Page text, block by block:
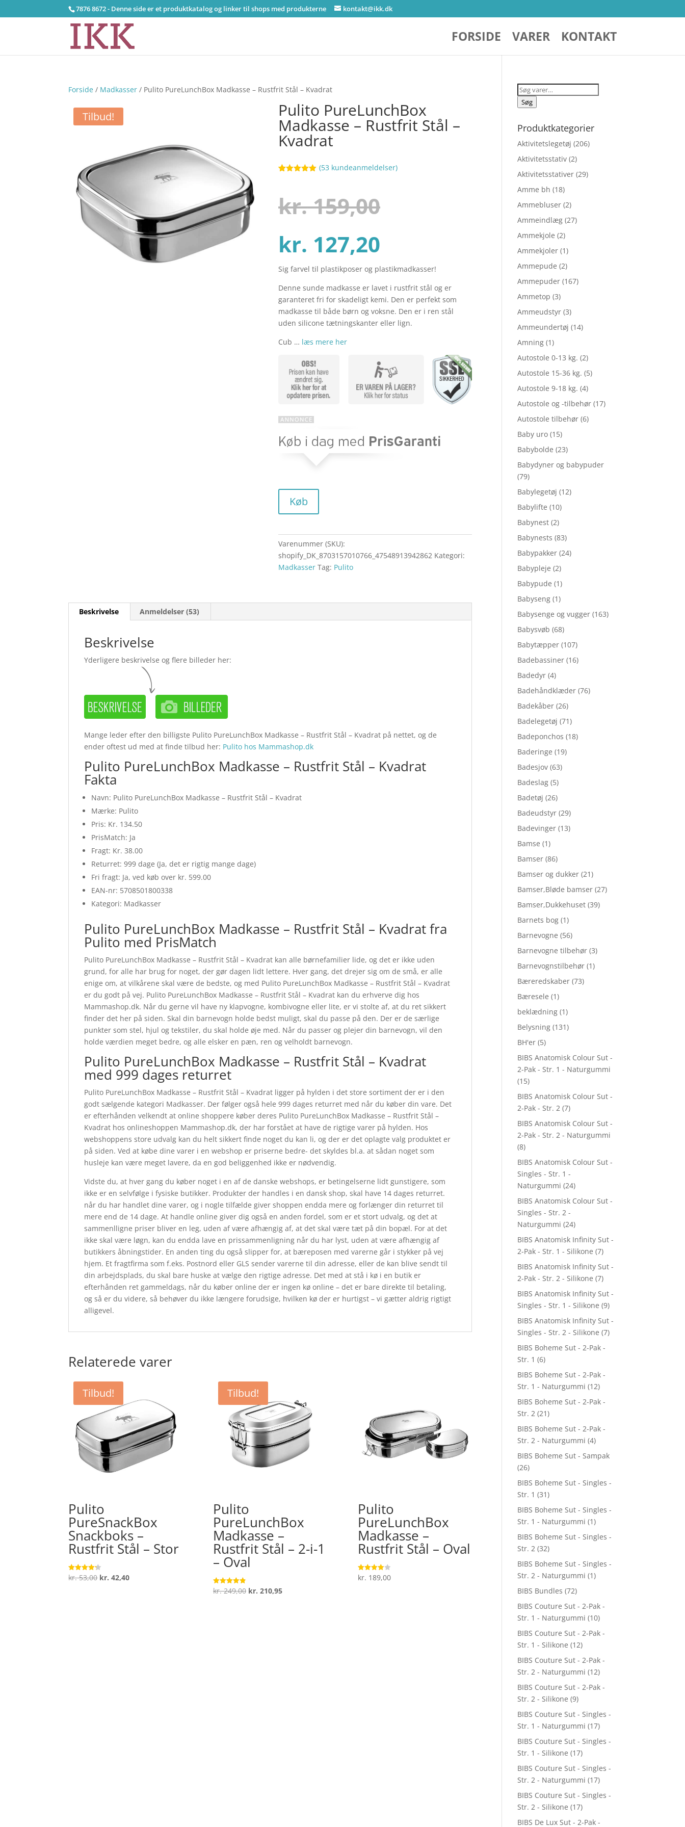
7876 8672 - Denne side er et produktkatalog og linker til shops med produkterne kontakt@ikk.dk
FORSIDE VARER KONTAKT
Forside / Madkasser / Pulito PureLunchBox Madkasse – Rustfrit Stål – Kvadrat
Tilbud! Pulito PureLunchBox
Madkasse – Rustfrit Stål –
Kvadrat
baseret på
kundebedøm
melser
(53 kundeanmeldelser)
kr.159,00
pris
var:
kr. 159,00.
kr. 127,20
aktuelle
pris
er:
kr. 127,20.
Sig farvel til plastikposer og plastikmadkasser!
Denne sunde madkasse er lavet i rustfrit stål og er
garanteret fri for skadeligt kemi. Den er perfekt som
madkasse til både børn og voksne. Den er i ren stål
uden silicone tætningskanter eller lign.
Cub … læs mere her
Køb
Varenummer (SKU):
shopify_DK_8703157010766_47548913942862 Kategori:
Madkasser Tag: Pulito
Beskrivelse Anmeldelser (53)
Beskrivelse
Yderligere beskrivelse og flere billeder her:
Mange leder efter den billigste Pulito PureLunchBox Madkasse – Rustfrit Stål – Kvadrat på nettet, og de
ender oftest ud med at finde tilbud her: Pulito hos Mammashop.dk
Pulito PureLunchBox Madkasse – Rustfrit Stål – Kvadrat
Fakta
Navn: Pulito PureLunchBox Madkasse – Rustfrit Stål – Kvadrat
Mærke: Pulito
Pris: Kr. 134.50
PrisMatch: Ja
Fragt: Kr. 38.00
Returret: 999 dage (Ja, det er rigtig mange dage)
Fri fragt: Ja, ved køb over kr. 599.00
EAN-nr: 5708501800338
Kategori: Madkasser
Pulito PureLunchBox Madkasse – Rustfrit Stål – Kvadrat fra
Pulito med PrisMatch
Pulito PureLunchBox Madkasse – Rustfrit Stål – Kvadrat kan alle børnefamilier lide, og det er ikke uden
grund, for alle har brug for noget, der gør dagen lidt lettere. Hver gang, det drejer sig om de små, er alle
enige om, at vilkårene skal være de bedste, og med Pulito PureLunchBox Madkasse – Rustfrit Stål – Kvadrat
er du godt på vej. Pulito PureLunchBox Madkasse – Rustfrit Stål – Kvadrat kan du erhverve dig hos
Mammashop.dk. Når du gerne vil have ny klapvogne, kombivogne eller lite, er vi stolte af, at du ret sikkert
finder det her på siden. Skal din barnevogn holde bedst muligt, skal du passe på den. Der er de særlige
punkter som stel, hjul og tekstiler, du skal holde øje med. Når du passer og plejer din barnevogn, vil den
holde værdien meget bedre, og alle elsker en pæn, ren og velholdt barnevogn.
Pulito PureLunchBox Madkasse – Rustfrit Stål – Kvadrat
med 999 dages returret
Pulito PureLunchBox Madkasse – Rustfrit Stål – Kvadrat ligger på hylden i det store sortiment der er i den
godt sælgende kategori Madkasser. Der følger også hele 999 dages returret med når du køber din vare. Det
er efterhånden velkendt at online shoppere køber deres Pulito PureLunchBox Madkasse – Rustfrit Stål –
Kvadrat hos onlineshoppen Mammashop.dk, der har forstået at have de rigtige varer på hylden. Hos
webshoppens store udvalg kan du helt sikkert finde noget du kan li, og der er det oplagte valg produktet er
på siden. Ved at købe dine varer i en webshop er priserne bedre- det skyldes bl.a. at sådan noget som
husleje kan være meget lavere, da en god beliggenhed ikke er nødvendig.
Vidste du, at hver gang du køber noget i en af de danske webshops, er betingelserne lidt gunstigere, som
ikke er en selvfølge i fysiske butikker. Produkter der handles i en dansk shop, skal have 14 dages returret.
når du har handlet dine varer, og i nogle tilfælde giver shoppen endda mere og forlænger din returret til
mere end de 14 dage. At handle online giver dig også en anden fordel, som er et stort udvalg, og det at
sammenlligne priser bliver en leg, uden af være afhængig af, at det skal være tæt på din bopæl. For at det
ikke skal være løgn, kan du endda lave en prissammenligning når du har lyst, uden at være afhængig af
butikkers åbningstider. En anden ting du også slipper for, at bæreposen med varerne går i stykker på vej
hjem. Et fragtfirma som f.eks. Postnord eller GLS sender varerne til din adresse, eller de kan blive sendt til
din arbejdsplads, du skal bare huske at vælge den rigtige adresse. Det med at stå i kø i en butik er
efterhånden ret gammeldags, når du køber online der er ingen kø online – det er bare direkte til betaling,
og så er du videre, så behøver du ikke længere forudsige, hvilken kø der er hurtigst – vi gætter aldrig rigtigt
alligevel.
Relaterede varer
Tilbud!
Pulito
PureSnackBox
Snackboks –
Rustfrit Stål – Stor
Vurderet
4.2
kr.53,00 Den
kr. 42,40Den
Tilbud!
Pulito
PureLunchBox
Madkasse –
Rustfrit Stål – 2-i-1
– Oval
Vurderet
4.9
kr.249,00 Den
kr. 210,95Den
Pulito
PureLunchBox
Madkasse –
Rustfrit Stål – Oval
Vurderet
4
kr. 189,00
Søg
efter:
Søg
Produktkategorier
Aktivitetslegetøj (206)
Aktivitetsstativ (2)
Aktivitetsstativer (29)
Amme bh (18)
Ammebluser (2)
Ammeindlæg (27)
Ammekjole (2)
Ammekjoler (1)
Ammepude (2)
Ammepuder (167)
Ammetop (3)
Ammeudstyr (3)
Ammeundertøj (14)
Amning (1)
Autostole 0-13 kg. (2)
Autostole 15-36 kg. (5)
Autostole 9-18 kg. (4)
Autostole og -tilbehør (17)
Autostole tilbehør (6)
Baby uro (15)
Babybolde (23)
Babydyner og babypuder
(79)
Babylegetøj (12)
Babylifte (10)
Babynest (2)
Babynests (83)
Babypakker (24)
Babypleje (2)
Babypude (1)
Babyseng (1)
Babysenge og vugger (163)
Babysvøb (68)
Babytæpper (107)
Badebassiner (16)
Badedyr (4)
Badehåndklæder (76)
Badekåber (26)
Badelegetøj (71)
Badeponchos (18)
Baderinge (19)
Badesjov (63)
Badeslag (5)
Badetøj (26)
Badeudstyr (29)
Badevinger (13)
Bamse (1)
Bamser (86)
Bamser og dukker (21)
Bamser,Bløde bamser (27)
Bamser,Dukkehuset (39)
Barnets bog (1)
Barnevogne (56)
Barnevogne tilbehør (3)
Barnevognstilbehør (1)
Bæreredskaber (73)
Bæresele (1)
beklædning (1)
Belysning (131)
BH'er (5)
BIBS Anatomisk Colour Sut -
2-Pak - Str. 1 - Naturgummi
(15)
BIBS Anatomisk Colour Sut -
2-Pak - Str. 2 (7)
BIBS Anatomisk Colour Sut -
2-Pak - Str. 2 - Naturgummi
(8)
BIBS Anatomisk Colour Sut -
Singles - Str. 1 -
Naturgummi (24)
BIBS Anatomisk Colour Sut -
Singles - Str. 2 -
Naturgummi (24)
BIBS Anatomisk Infinity Sut -
2-Pak - Str. 1 - Silikone (7)
BIBS Anatomisk Infinity Sut -
2-Pak - Str. 2 - Silikone (7)
BIBS Anatomisk Infinity Sut -
Singles - Str. 1 - Silikone (9)
BIBS Anatomisk Infinity Sut -
Singles - Str. 2 - Silikone (7)
BIBS Boheme Sut - 2-Pak -
Str. 1 (6)
BIBS Boheme Sut - 2-Pak -
Str. 1 - Naturgummi (12)
BIBS Boheme Sut - 2-Pak -
Str. 2 (21)
BIBS Boheme Sut - 2-Pak -
Str. 2 - Naturgummi (4)
BIBS Boheme Sut - Sampak
(26)
BIBS Boheme Sut - Singles -
Str. 1 (31)
BIBS Boheme Sut - Singles -
Str. 1 - Naturgummi (1)
BIBS Boheme Sut - Singles -
Str. 2 (32)
BIBS Boheme Sut - Singles -
Str. 2 - Naturgummi (1)
BIBS Bundles (72)
BIBS Couture Sut - 2-Pak -
Str. 1 - Naturgummi (10)
BIBS Couture Sut - 2-Pak -
Str. 1 - Silikone (12)
BIBS Couture Sut - 2-Pak -
Str. 2 - Naturgummi (12)
BIBS Couture Sut - 2-Pak -
Str. 2 - Silikone (9)
BIBS Couture Sut - Singles -
Str. 1 - Naturgummi (17)
BIBS Couture Sut - Singles -
Str. 1 - Silikone (17)
BIBS Couture Sut - Singles -
Str. 2 - Naturgummi (17)
BIBS Couture Sut - Singles -
Str. 2 - Silikone (17)
BIBS De Lux Sut - 2-Pak -